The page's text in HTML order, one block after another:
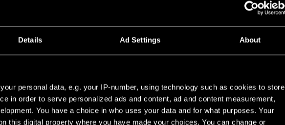
Details Ad Settings About
personal data, e.g. your IP-number, using technology such as cookies to store
in order to serve personalized ads and content, ad and content measurement,
You have a choice in who uses your data and for what purposes. Your
this digital property where you have made your choices. You can change or